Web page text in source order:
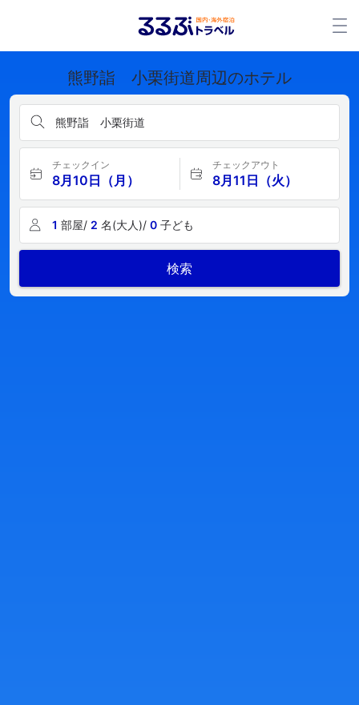
熊野詣 小栗街道周辺のホテル
熊野詣 小栗街道
チェックイン
8月10日（月）
チェックアウト
8月11日（火）
1 部屋/ 2 名(大人)/ 0 子ども
検索